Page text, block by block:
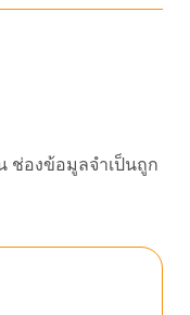
ช่องข้อมูลจำเป็นถูก